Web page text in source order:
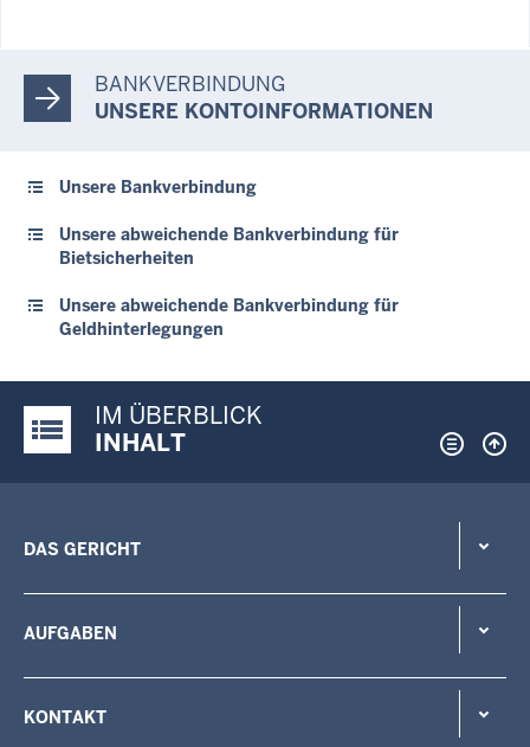
BANKVERBINDUNG
UNSERE KONTOINFORMATIONEN
Unsere Bankverbindung
Unsere abweichende Bankverbindung für
Bietsicherheiten
Unsere abweichende Bankverbindung für
Geldhinterlegungen
Justiz-Portal im Überblick:
IM ÜBERBLICK
INHALT
DAS GERICHT
AUFGABEN
KONTAKT